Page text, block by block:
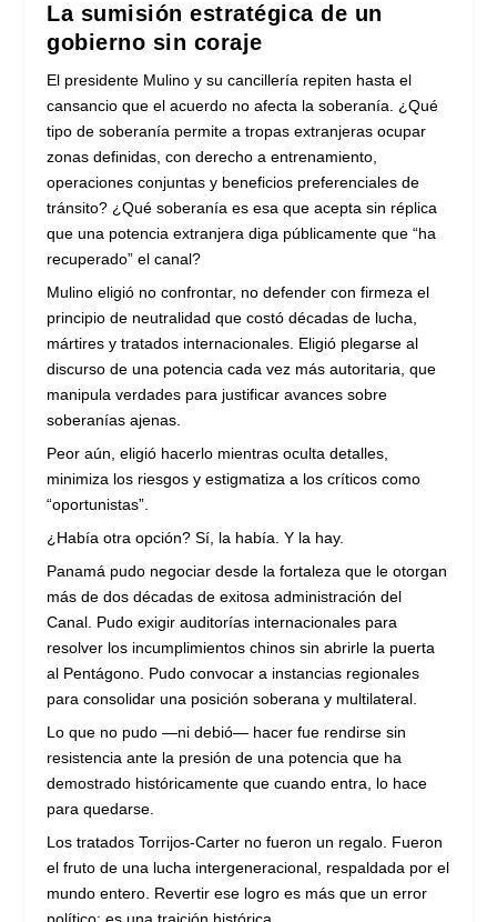
La sumisión estratégica de un
gobierno sin coraje
El presidente Mulino y su cancillería repiten hasta el
cansancio que el acuerdo no afecta la soberanía. ¿Qué
tipo de soberanía permite a tropas extranjeras ocupar
zonas definidas, con derecho a entrenamiento,
operaciones conjuntas y beneficios preferenciales de
tránsito? ¿Qué soberanía es esa que acepta sin réplica
que una potencia extranjera diga públicamente que “ha
recuperado” el canal?
Mulino eligió no confrontar, no defender con firmeza el
principio de neutralidad que costó décadas de lucha,
mártires y tratados internacionales. Eligió plegarse al
discurso de una potencia cada vez más autoritaria, que
manipula verdades para justificar avances sobre
soberanías ajenas.
Peor aún, eligió hacerlo mientras oculta detalles,
minimiza los riesgos y estigmatiza a los críticos como
“oportunistas”.
¿Había otra opción? Sí, la había. Y la hay.
Panamá pudo negociar desde la fortaleza que le otorgan
más de dos décadas de exitosa administración del
Canal. Pudo exigir auditorías internacionales para
resolver los incumplimientos chinos sin abrirle la puerta
al Pentágono. Pudo convocar a instancias regionales
para consolidar una posición soberana y multilateral.
Lo que no pudo —ni debió— hacer fue rendirse sin
resistencia ante la presión de una potencia que ha
demostrado históricamente que cuando entra, lo hace
para quedarse.
Los tratados Torrijos-Carter no fueron un regalo. Fueron
el fruto de una lucha intergeneracional, respaldada por el
mundo entero. Revertir ese logro es más que un error